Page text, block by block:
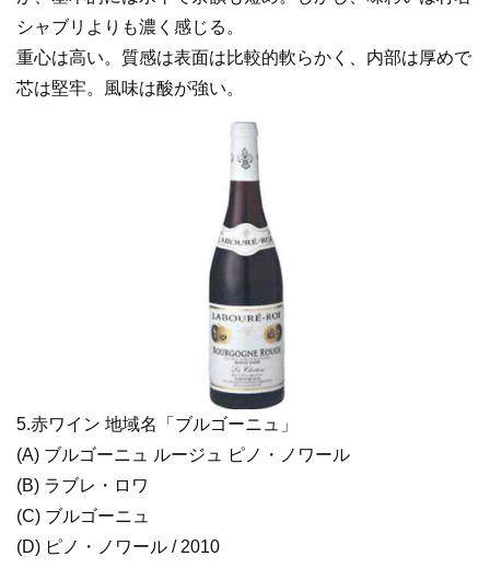
シャブリよりも濃く感じる。
重心は高い。質感は表面は比較的軟らかく、内部は厚めで
芯は堅牢。風味は酸が強い。
5.赤ワイン 地域名「ブルゴーニュ」
(A) ブルゴーニュ ルージュ ピノ・ノワール
(B) ラブレ・ロワ
(C) ブルゴーニュ
(D) ピノ・ノワール / 2010